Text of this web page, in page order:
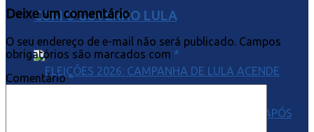
COM O GOVERNO LULA
Deixe um comentário
O seu endereço de e-mail não será publicado. Campos
obrigatórios são marcados com *
Comentário*